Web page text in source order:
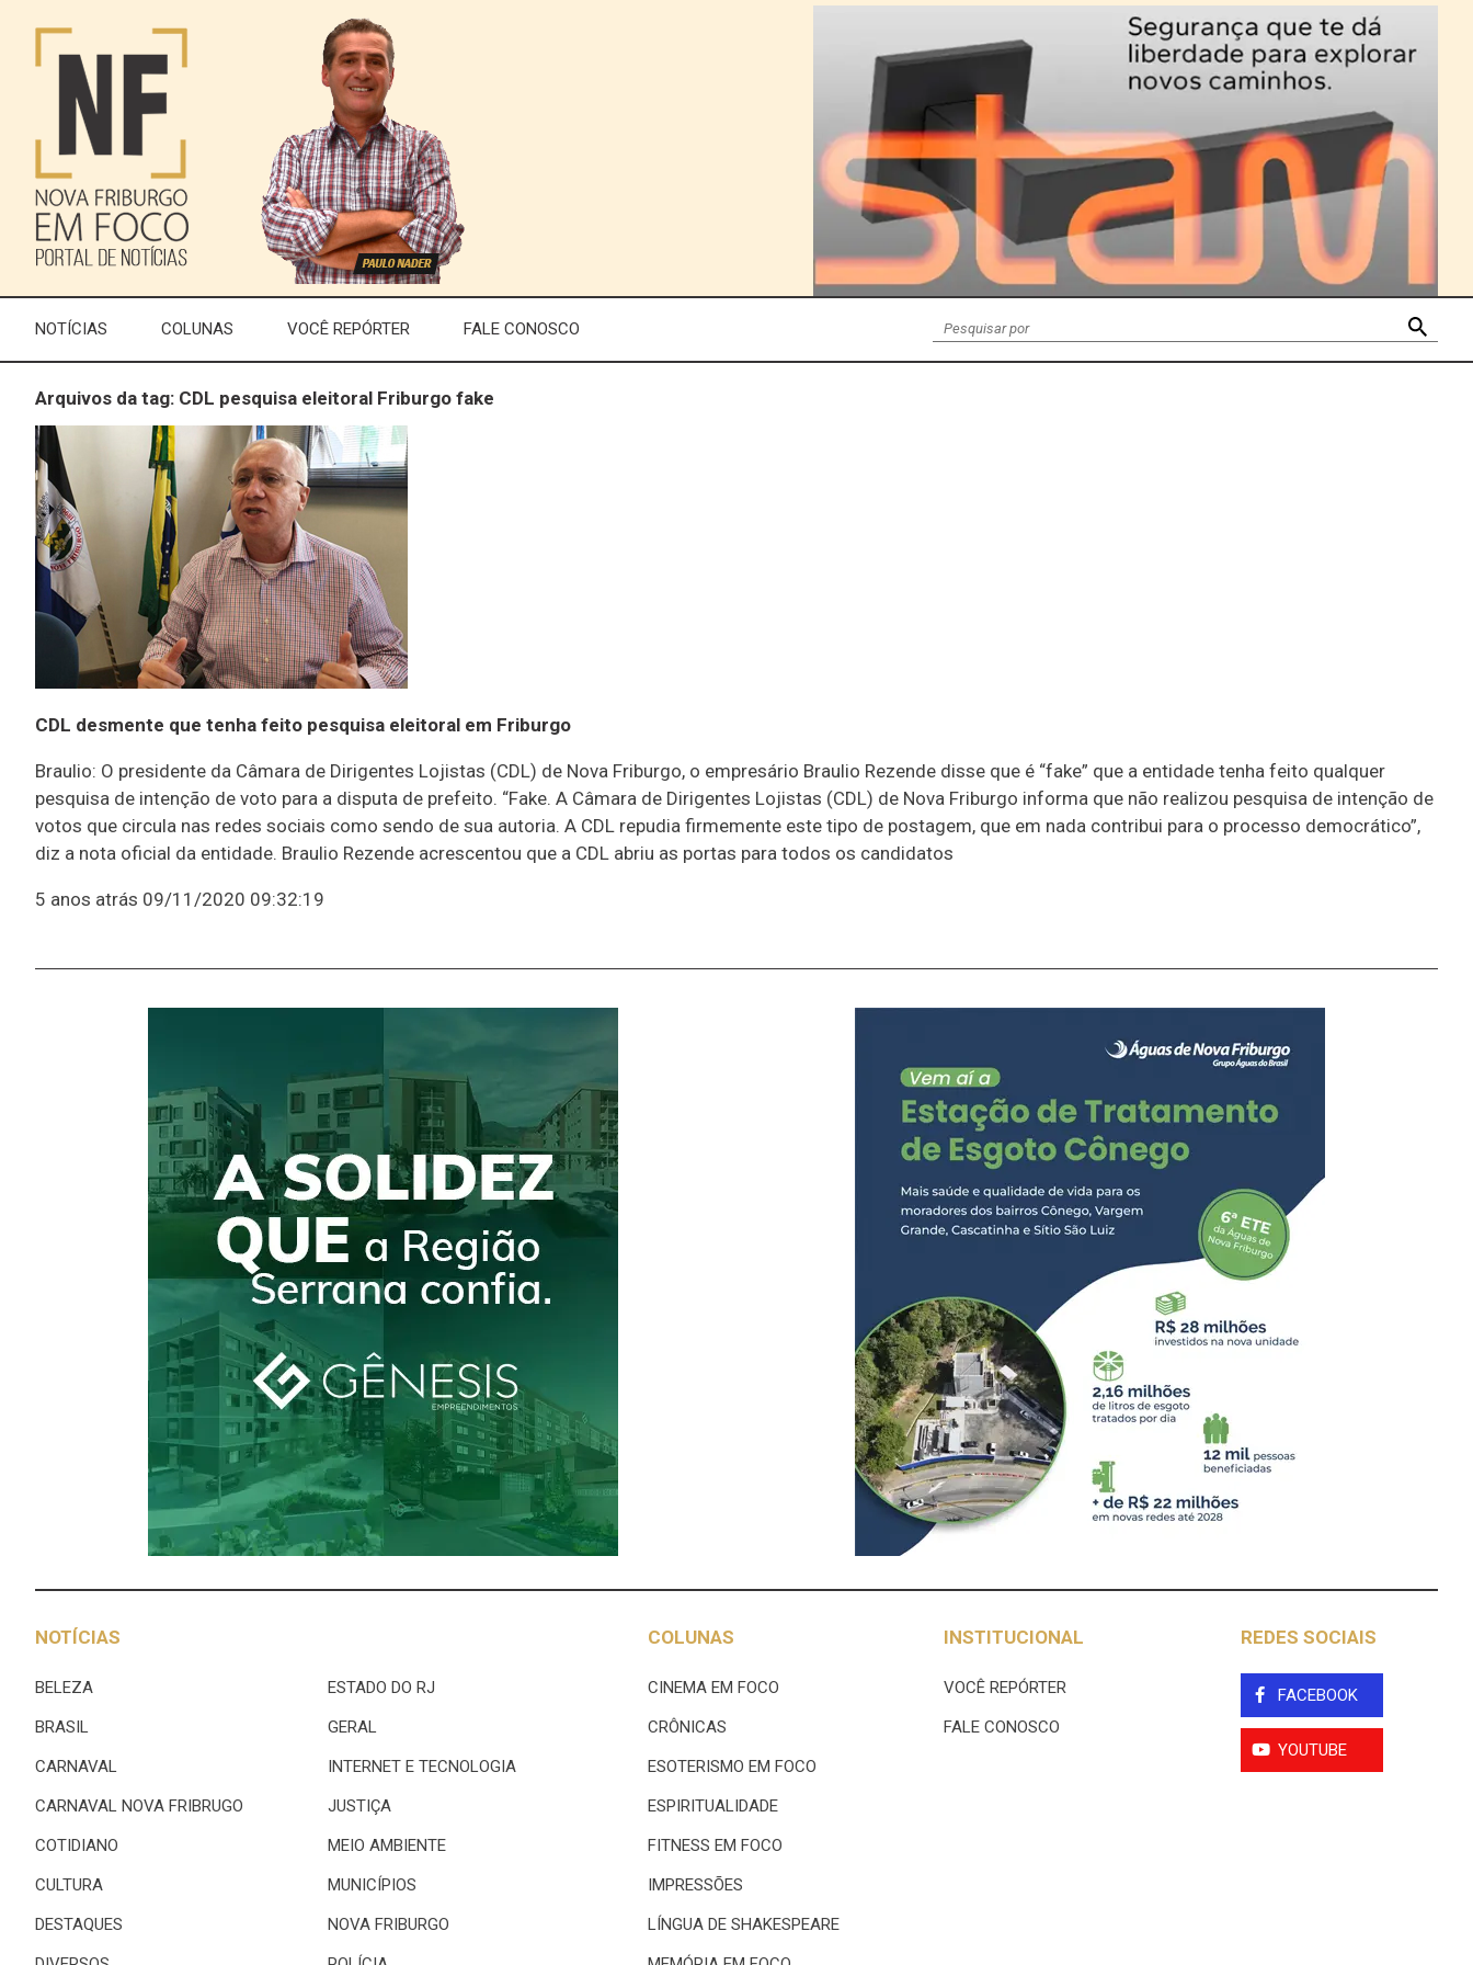
NOTÍCIAS COLUNAS VOCÊ REPÓRTER FALE CONOSCO
Arquivos da tag: CDL pesquisa eleitoral Friburgo fake
CDL desmente que tenha feito pesquisa eleitoral em Friburgo
Braulio: O presidente da Câmara de Dirigentes Lojistas (CDL) de Nova Friburgo, o empresário Braulio Rezende disse que é “fake” que a entidade tenha feito qualquer
pesquisa de intenção de voto para a disputa de prefeito. “Fake. A Câmara de Dirigentes Lojistas (CDL) de Nova Friburgo informa que não realizou pesquisa de intenção de
votos que circula nas redes sociais como sendo de sua autoria. A CDL repudia firmemente este tipo de postagem, que em nada contribui para o processo democrático”,
diz a nota oficial da entidade. Braulio Rezende acrescentou que a CDL abriu as portas para todos os candidatos
5 anos atrás 09/11/2020 09:32:19
NOTÍCIAS
BELEZA
BRASIL
CARNAVAL
CARNAVAL NOVA FRIBRUGO
COTIDIANO
CULTURA
DESTAQUES
ESTADO DO RJ
GERAL
INTERNET E TECNOLOGIA
JUSTIÇA
MEIO AMBIENTE
MUNICÍPIOS
NOVA FRIBURGO
COLUNAS
CINEMA EM FOCO
CRÔNICAS
ESOTERISMO EM FOCO
ESPIRITUALIDADE
FITNESS EM FOCO
IMPRESSÕES
LÍNGUA DE SHAKESPEARE
INSTITUCIONAL
VOCÊ REPÓRTER
FALE CONOSCO
REDES SOCIAIS
FACEBOOK
YOUTUBE